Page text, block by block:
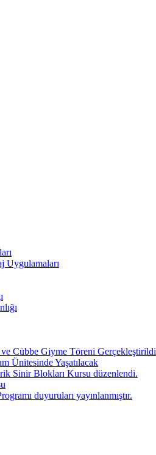
Uygulamaları
Cübbe Giyme Töreni Gerçekleştirildi
Ünitesinde Yaşatılacak
Sinir Blokları Kursu düzenlendi.
duyuruları yayınlanmıştır.